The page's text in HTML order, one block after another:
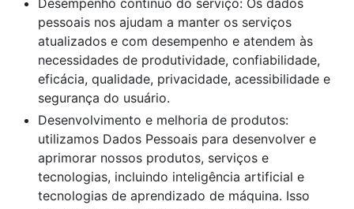
pessoais nos ajudam a manter os serviços
atualizados e com desempenho e atendem às
necessidades de produtividade, confiabilidade,
eficácia, qualidade, privacidade, acessibilidade e
segurança do usuário.
Desenvolvimento e melhoria de produtos:
utilizamos Dados Pessoais para desenvolver e
aprimorar nossos produtos, serviços e
tecnologias, incluindo inteligência artificial e
tecnologias de aprendizado de máquina. Isso